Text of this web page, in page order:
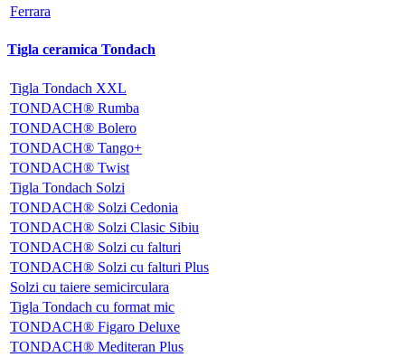
Ferrara
Tigla ceramica Tondach
Tigla Tondach XXL
TONDACH® Rumba
TONDACH® Bolero
TONDACH® Tango+
TONDACH® Twist
Tigla Tondach Solzi
TONDACH® Solzi Cedonia
TONDACH® Solzi Clasic Sibiu
TONDACH® Solzi cu falturi
TONDACH® Solzi cu falturi Plus
Solzi cu taiere semicirculara
Tigla Tondach cu format mic
TONDACH® Figaro Deluxe
TONDACH® Mediteran Plus